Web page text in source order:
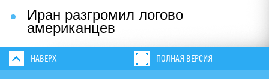
Иран разгромил логово
американцев
НАВЕРХ ПОЛНАЯ ВЕРСИЯ